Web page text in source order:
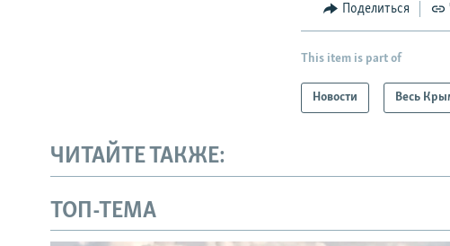
Поделиться
This item is part of
Новости Весь
ЧИТАЙТЕ ТАКЖЕ:
ТОП-ТЕМА